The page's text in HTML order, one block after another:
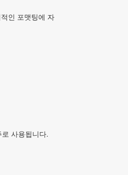
인 포맷팅에 자
사용됩니다.